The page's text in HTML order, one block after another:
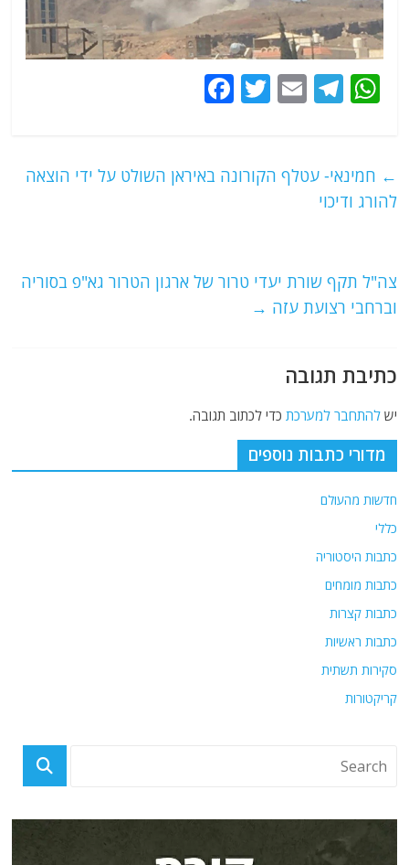
W
s
A
T
g
E
l
T
er
e
k
← חמינאי- עטלף הקורונה באיראן השולט על ידי הוצאה
להורג ודיכוי
צה"ל תקף שורת יעדי טרור של ארגון הטרור גא"פ בסוריה
וברחבי רצועת עזה →
כתיבת תגובה
ישלהתחבר למערכת כדי לכתוב תגובה.
מדורי כתבות נוספים
חדשות מהעולם
כללי
כתבות היסטוריה
כתבות מומחים
כתבות קצרות
כתבות ראשיות
סקירות תשתית
קריקטורות